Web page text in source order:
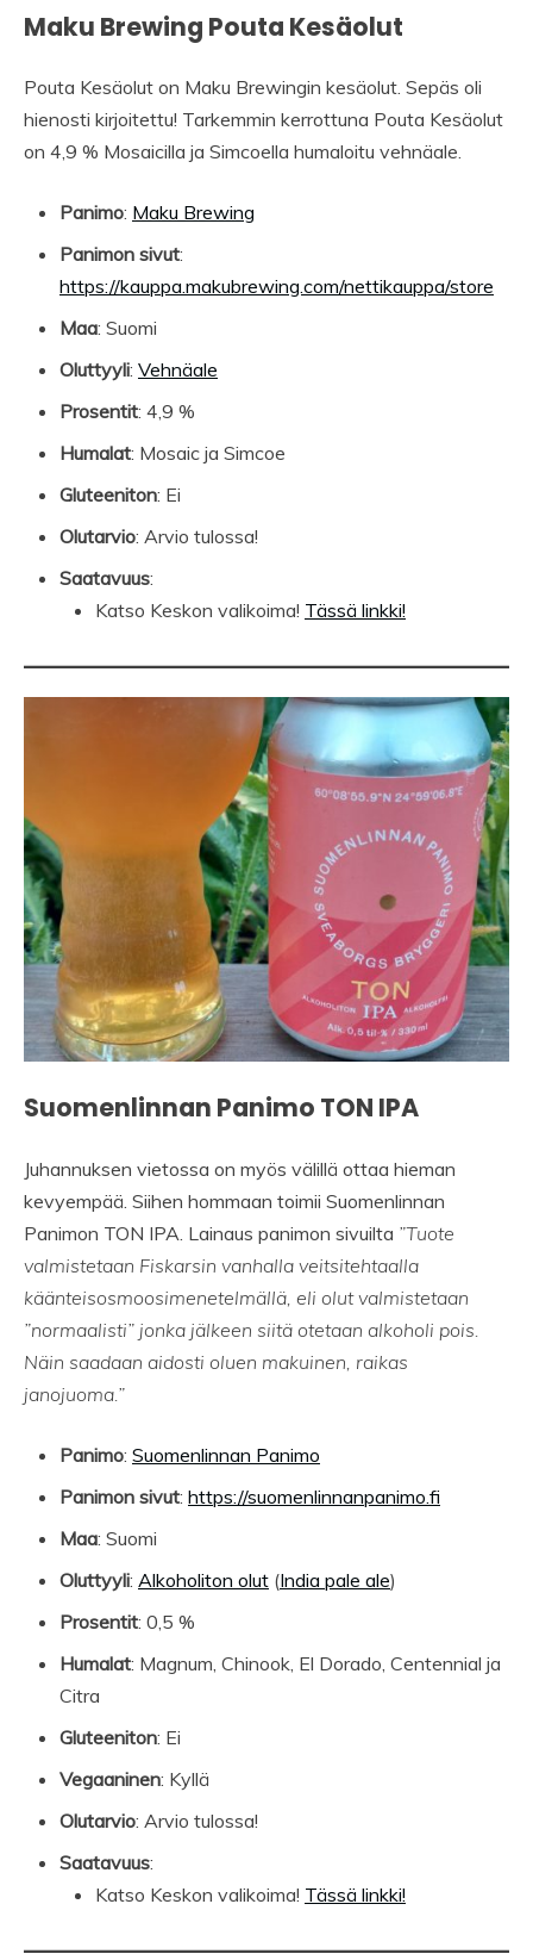
Maku Brewing Pouta Kesäolut
Pouta Kesäolut on Maku Brewingin kesäolut. Sepäs oli
hienosti kirjoitettu! Tarkemmin kerrottuna Pouta Kesäolut
on 4,9 % Mosaicilla ja Simcoella humaloitu vehnäale.
Panimo: Maku Brewing
Panimon sivut:
https://kauppa.makubrewing.com/nettikauppa/store
Maa: Suomi
Oluttyyli: Vehnäale
Prosentit: 4,9 %
Humalat: Mosaic ja Simcoe
Gluteeniton: Ei
Olutarvio: Arvio tulossa!
Saatavuus:
Katso Keskon valikoima! Tässä linkki!
Suomenlinnan Panimo TON IPA
Juhannuksen vietossa on myös välillä ottaa hieman
kevyempää. Siihen hommaan toimii Suomenlinnan
Panimon TON IPA. Lainaus panimon sivuilta ”Tuote
valmistetaan Fiskarsin vanhalla veitsitehtaalla
käänteisosmoosimenetelmällä, eli olut valmistetaan
”normaalisti” jonka jälkeen siitä otetaan alkoholi pois.
Näin saadaan aidosti oluen makuinen, raikas
janojuoma.”
Panimo: Suomenlinnan Panimo
Panimon sivut: https://suomenlinnanpanimo.fi
Maa: Suomi
Oluttyyli: Alkoholiton olut (India pale ale)
Prosentit: 0,5 %
Humalat: Magnum, Chinook, El Dorado, Centennial ja
Citra
Gluteeniton: Ei
Vegaaninen: Kyllä
Olutarvio: Arvio tulossa!
Saatavuus:
Katso Keskon valikoima! Tässä linkki!